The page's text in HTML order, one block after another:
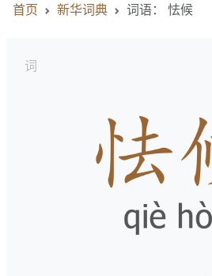
首页 新华词典 词语： 怯候
词